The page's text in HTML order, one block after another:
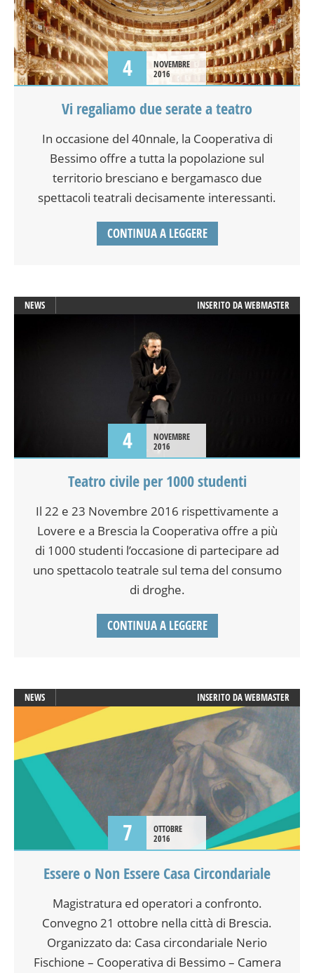
4
NOVEMBRE
2016
Vi regaliamo due serate a teatro
In occasione del 40nnale, la Cooperativa di
Bessimo offre a tutta la popolazione sul
territorio bresciano e bergamasco due
spettacoli teatrali decisamente interessanti.
CONTINUA A LEGGERE
NEWS INSERITO DAWEBMASTER
4
NOVEMBRE
2016
Teatro civile per 1000 studenti
Il 22 e 23 Novembre 2016 rispettivamente a
Lovere e a Brescia la Cooperativa offre a più
di 1000 studenti l’occasione di partecipare ad
uno spettacolo teatrale sul tema del consumo
di droghe.
CONTINUA A LEGGERE
NEWS INSERITO DAWEBMASTER
7
OTTOBRE
2016
Essere o Non Essere Casa Circondariale
Magistratura ed operatori a confronto.
Convegno 21 ottobre nella città di Brescia.
Organizzato da: Casa circondariale Nerio
Fischione – Cooperativa di Bessimo – Camera